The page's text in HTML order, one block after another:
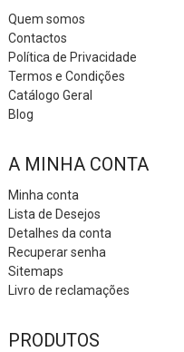
Quem somos
Contactos
Política de Privacidade
Termos e Condições
Catálogo Geral
Blog
A MINHA CONTA
Minha conta
Lista de Desejos
Detalhes da conta
Recuperar senha
Sitemaps
Livro de reclamações
PRODUTOS